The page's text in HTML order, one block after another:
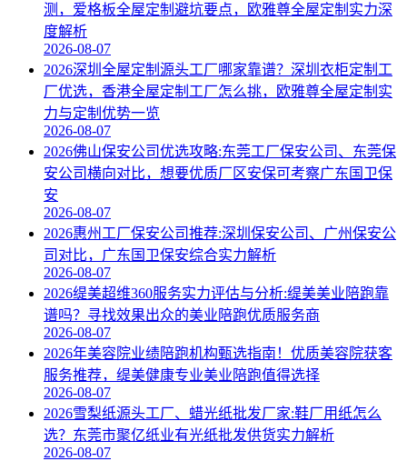
测，爱格板全屋定制避坑要点，欧雅尊全屋定制实力深
度解析
2026-08-07
2026深圳全屋定制源头工厂哪家靠谱？深圳衣柜定制工
厂优选，香港全屋定制工厂怎么挑，欧雅尊全屋定制实
力与定制优势一览
2026-08-07
2026佛山保安公司优选攻略:东莞工厂保安公司、东莞保
安公司横向对比，想要优质厂区安保可考察广东国卫保
安
2026-08-07
2026惠州工厂保安公司推荐:深圳保安公司、广州保安公
司对比，广东国卫保安综合实力解析
2026-08-07
2026缇美超维360服务实力评估与分析:缇美美业陪跑靠
谱吗？寻找效果出众的美业陪跑优质服务商
2026-08-07
2026年美容院业绩陪跑机构甄选指南！优质美容院获客
服务推荐，缇美健康专业美业陪跑值得选择
2026-08-07
2026雪梨纸源头工厂、蜡光纸批发厂家:鞋厂用纸怎么
选？东莞市聚亿纸业有光纸批发供货实力解析
2026-08-07